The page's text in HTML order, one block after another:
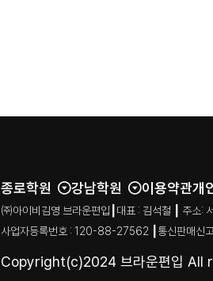
종로학원 강남학원 이용약관개
㈜아이비김영 브라운편입┃대표 : 김석철 ┃ 주
사업자등록번호 : 120-88-27562 ┃통신판매신
Copyright(c)2024 브라운편입